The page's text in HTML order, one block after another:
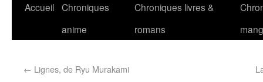
Accueil Chroniques
anime
Chroniques livres &
romans
← Lignes, de Ryu Murakami